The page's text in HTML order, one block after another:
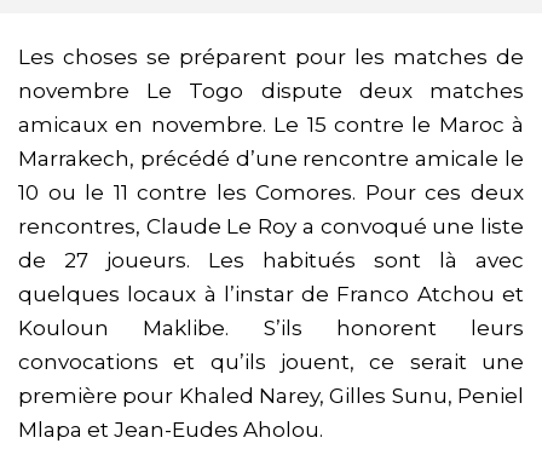
Les choses se préparent pour les matches de
novembre Le Togo dispute deux matches
amicaux en novembre. Le 15 contre le Maroc à
Marrakech, précédé d’une rencontre amicale le
10 ou le 11 contre les Comores. Pour ces deux
rencontres, Claude Le Roy a convoqué une liste
de 27 joueurs. Les habitués sont là avec
quelques locaux à l’instar de Franco Atchou et
Kouloun Maklibe. S’ils honorent leurs
convocations et qu’ils jouent, ce serait une
première pour Khaled Narey, Gilles Sunu, Peniel
Mlapa et Jean-Eudes Aholou.